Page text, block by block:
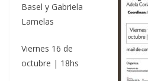
Basel y Gabriela
Lamelas
Viernes 16 de
octubre | 18hs